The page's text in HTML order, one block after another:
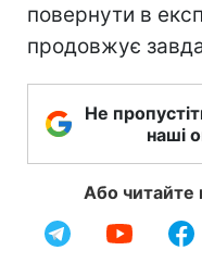
повернути в
продовжує
Не
наші
Або читайте